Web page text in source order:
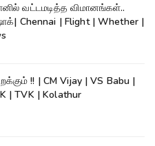
வட்டமடித்த விமானங்கள்..
Chennai | Flight | Whether |
| VS Babu |
| TVK | Kolathur